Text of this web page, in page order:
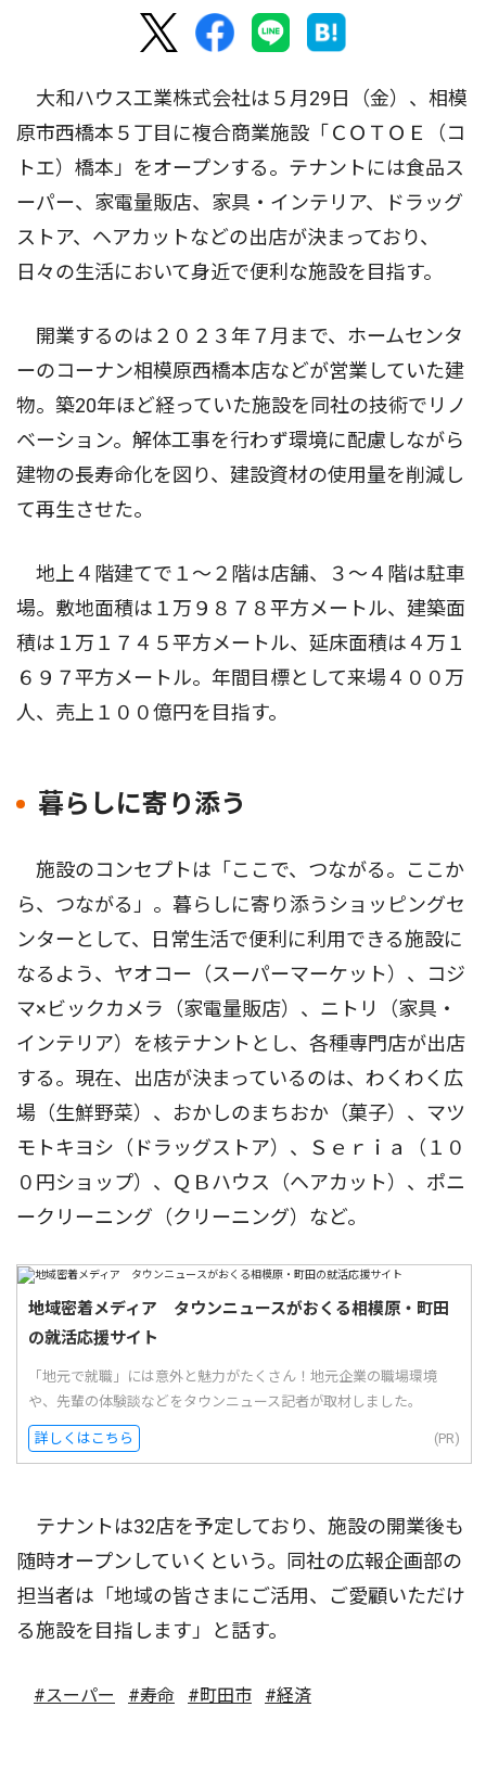
大和ハウス工業株式会社は５月29日（金）、相模
原市西橋本５丁目に複合商業施設「ＣＯＴＯＥ（コ
トエ）橋本」をオープンする。テナントには食品ス
ーパー、家電量販店、家具・インテリア、ドラッグ
ストア、ヘアカットなどの出店が決まっており、
日々の生活において身近で便利な施設を目指す。
開業するのは２０２３年７月まで、ホームセンタ
ーのコーナン相模原西橋本店などが営業していた建
物。築20年ほど経っていた施設を同社の技術でリノ
ベーション。解体工事を行わず環境に配慮しながら
建物の長寿命化を図り、建設資材の使用量を削減し
て再生させた。
地上４階建てで１〜２階は店舗、３〜４階は駐車
場。敷地面積は１万９８７８平方メートル、建築面
積は１万１７４５平方メートル、延床面積は４万１
６９７平方メートル。年間目標として来場４００万
人、売上１００億円を目指す。
暮らしに寄り添う
施設のコンセプトは「ここで、つながる。ここか
ら、つながる」。暮らしに寄り添うショッピングセ
ンターとして、日常生活で便利に利用できる施設に
なるよう、ヤオコー（スーパーマーケット）、コジ
マ×ビックカメラ（家電量販店）、ニトリ（家具・
インテリア）を核テナントとし、各種専門店が出店
する。現在、出店が決まっているのは、わくわく広
場（生鮮野菜）、おかしのまちおか（菓子）、マツ
モトキヨシ（ドラッグストア）、Ｓｅｒｉａ（１０
０円ショップ）、ＱＢハウス（ヘアカット）、ポニ
ークリーニング（クリーニング）など。
地域密着メディア タウンニュースがおくる相模原・町田
の就活応援サイト
「地元で就職」には意外と魅力がたくさん！地元企業の職場環境
や、先輩の体験談などをタウンニュース記者が取材しました。
詳しくはこちら (PR)
テナントは32店を予定しており、施設の開業後も
随時オープンしていくという。同社の広報企画部の
担当者は「地域の皆さまにご活用、ご愛顧いただけ
る施設を目指します」と話す。
#スーパー #寿命 #町田市 #経済